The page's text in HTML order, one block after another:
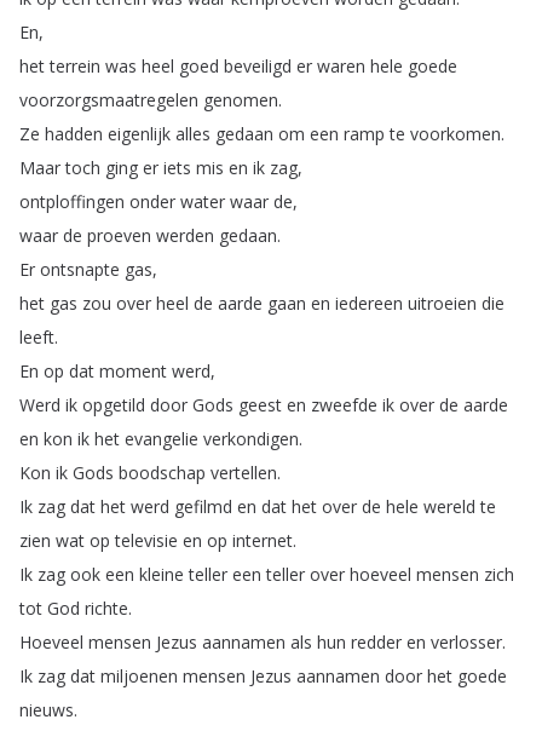
En,
het terrein was heel goed beveiligd er waren hele goede
voorzorgsmaatregelen genomen.
Ze hadden eigenlijk alles gedaan om een ramp te voorkomen.
Maar toch ging er iets mis en ik zag,
ontploffingen onder water waar de,
waar de proeven werden gedaan.
Er ontsnapte gas,
het gas zou over heel de aarde gaan en iedereen uitroeien die
leeft.
En op dat moment werd,
Werd ik opgetild door Gods geest en zweefde ik over de aarde
en kon ik het evangelie verkondigen.
Kon ik Gods boodschap vertellen.
Ik zag dat het werd gefilmd en dat het over de hele wereld te
zien wat op televisie en op internet.
Ik zag ook een kleine teller een teller over hoeveel mensen zich
tot God richte.
Hoeveel mensen Jezus aannamen als hun redder en verlosser.
Ik zag dat miljoenen mensen Jezus aannamen door het goede
nieuws.